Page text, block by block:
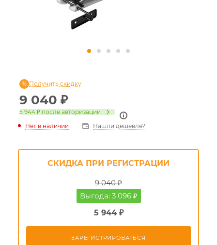
9 040 ₽
5 944 ₽ после авторизации
Получить скидку
Нет в наличии Нашли дешевле?
СКИДКА ПРИ РЕГИСТРАЦИИ
9 040 ₽
Выгода: 3 096 ₽
5 944 ₽
ЗАРЕГИСТРИРОВАТЬСЯ